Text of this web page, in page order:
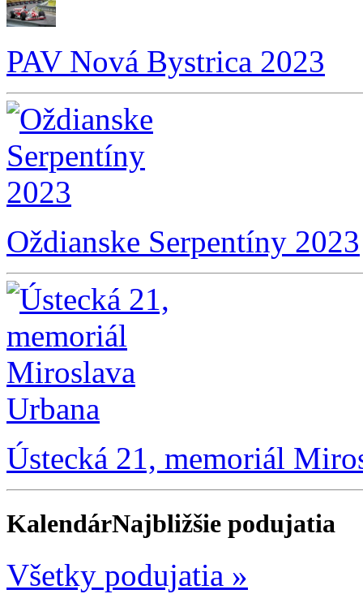
PAV Nová Bystrica 2023
Oždianske Serpentíny 2023
Ústecká 21, memoriál
KalendárNajbližšie podujatia
Všetky podujatia »